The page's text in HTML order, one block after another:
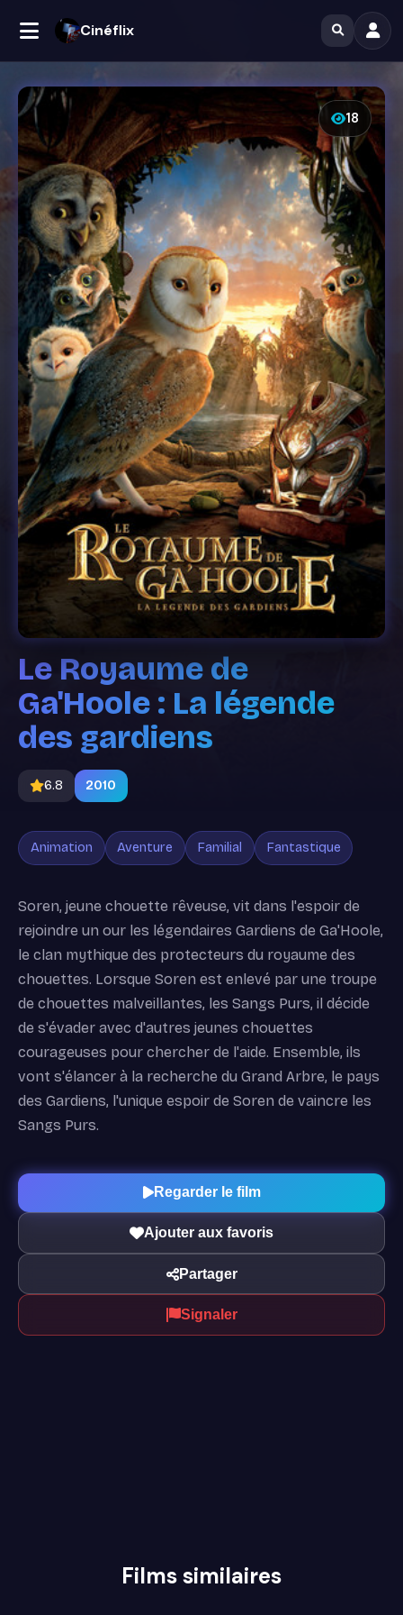
Cinéflix
18
Le Royaume de
Ga'Hoole : La légende
des gardiens
6.8 2010
Animation Aventure Familial Fantastique
Soren, jeune chouette rêveuse, vit dans l'espoir de
rejoindre un our les légendaires Gardiens de Ga'Hoole,
le clan mythique des protecteurs du royaume des
chouettes. Lorsque Soren est enlevé par une troupe
de chouettes malveillantes, les Sangs Purs, il décide
de s'évader avec d'autres jeunes chouettes
courageuses pour chercher de l'aide. Ensemble, ils
vont s'élancer à la recherche du Grand Arbre, le pays
des Gardiens, l'unique espoir de Soren de vaincre les
Sangs Purs.
Regarder le film
Ajouter aux favoris
Partager
Signaler
Films similaires